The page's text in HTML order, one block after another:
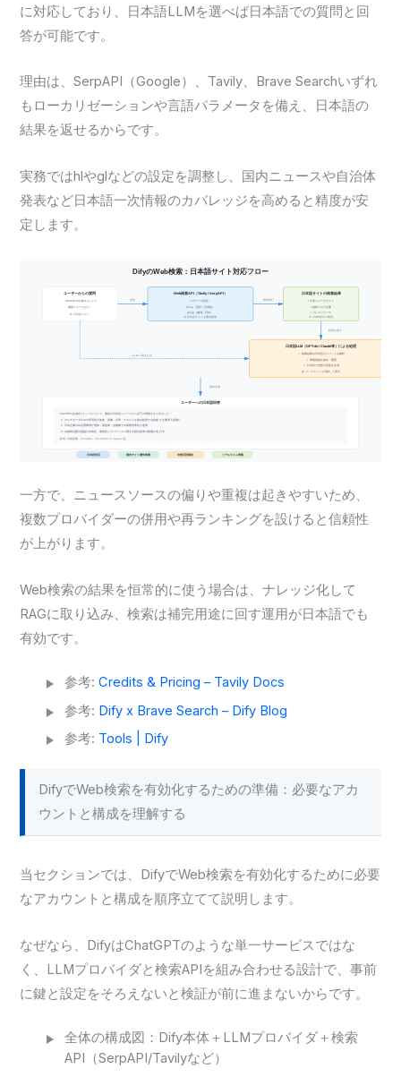
に対応しており、日本語LLMを選べば日本語での質問と回
答が可能です。
理由は、SerpAPI（Google）、Tavily、Brave Searchいずれ
もローカリゼーションや言語パラメータを備え、日本語の
結果を返せるからです。
実務ではhlやglなどの設定を調整し、国内ニュースや自治体
発表など日本語一次情報のカバレッジを高めると精度が安
定します。
一方で、ニュースソースの偏りや重複は起きやすいため、
複数プロバイダーの併用や再ランキングを設けると信頼性
が上がります。
Web検索の結果を恒常的に使う場合は、ナレッジ化して
RAGに取り込み、検索は補完用途に回す運用が日本語でも
有効です。
参考:Credits & Pricing – Tavily Docs
参考: Dify x Brave Search – Dify Blog
参考: Tools | Dify
DifyでWeb検索を有効化するための準備：必要なアカ
ウントと構成を理解する
当セクションでは、DifyでWeb検索を有効化するために必要
なアカウントと構成を順序立てて説明します。
なぜなら、DifyはChatGPTのような単一サービスではな
く、LLMプロバイダと検索APIを組み合わせる設計で、事前
に鍵と設定をそろえないと検証が前に進まないからです。
全体の構成図：Dify本体＋LLMプロバイダ＋検索
API（SerpAPI/Tavilyなど）